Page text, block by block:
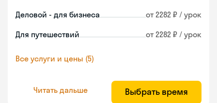
Деловой - для бизнеса от 2282 ₽ / урок
Для путешествий от 2282 ₽ / урок
Все услуги и цены (5)
Читать дальше Выбрать время